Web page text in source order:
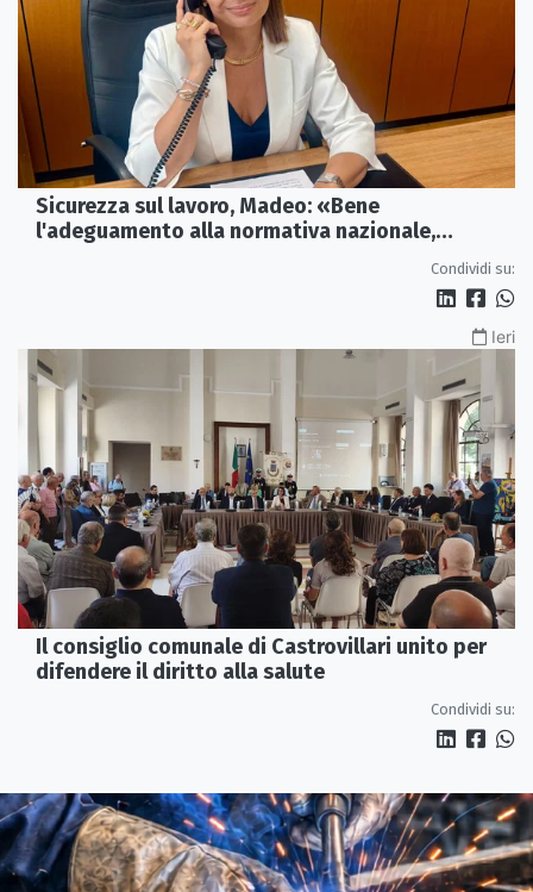
Sicurezza sul lavoro, Madeo: «Bene
l'adeguamento alla normativa nazionale,
Condividi su:
Ieri
Il consiglio comunale di Castrovillari unito per
difendere il diritto alla salute
Condividi su: